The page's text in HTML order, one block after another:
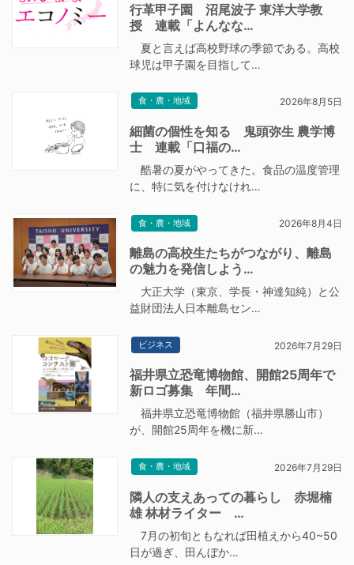
行革甲子園 沼尾波子 東洋大学教
授 連載「よんなな…
夏と言えば高校野球の季節である。高校
球児は甲子園を目指して…
食・農・地域 2026年8月5日
細菌の個性を知る 鬼頭弥生 農学博
士 連載「口福の…
酷暑の夏がやってきた。食品の温度管理
に、特に気を付けなけれ…
食・農・地域 2026年8月4日
離島の高校生たちがつながり、離島
の魅力を発信しよう…
大正大学（東京、学長・神達知純）と公
益財団法人日本離島セン…
ビジネス 2026年7月29日
福井県立恐竜博物館、開館25周年で
新ロゴ募集 年間…
福井県立恐竜博物館（福井県勝山市）
が、開館25周年を機に新…
食・農・地域 2026年7月29日
隣人の支えあっての暮らし 赤堀楠
雄 林材ライター …
7月の初旬ともなれば田植えから40~50
日が過ぎ、田んぼか…